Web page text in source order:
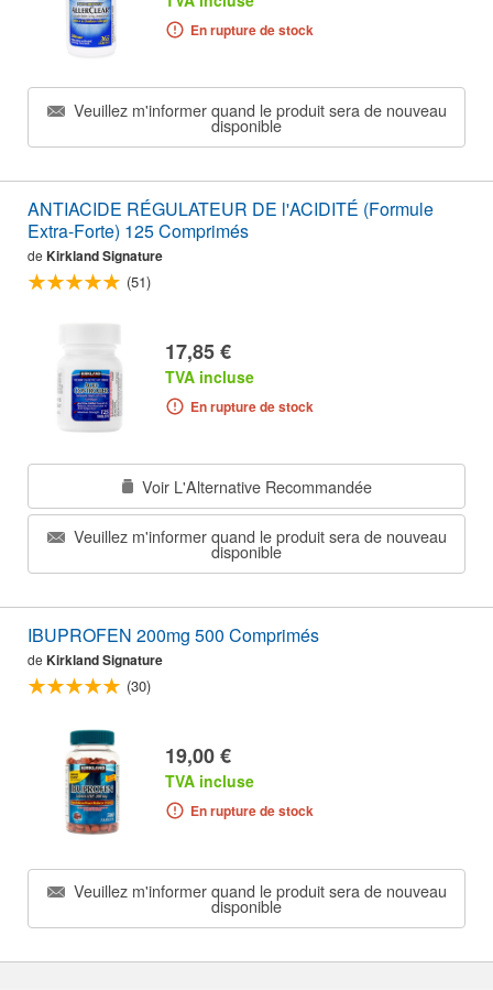
En rupture de stock
Veuillez m'informer quand le produit sera de nouveau
disponible
ANTIACIDE RÉGULATEUR DE l'ACIDITÉ (Formule
Extra-Forte) 125 Comprimés
de Kirkland Signature
(51)
17,85 €
TVA incluse
En rupture de stock
Voir L'Alternative Recommandée
Veuillez m'informer quand le produit sera de nouveau
disponible
IBUPROFEN 200mg 500 Comprimés
de Kirkland Signature
(30)
19,00 €
TVA incluse
En rupture de stock
Veuillez m'informer quand le produit sera de nouveau
disponible